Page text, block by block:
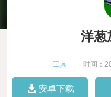
洋葱
工具 时间：
安卓下载